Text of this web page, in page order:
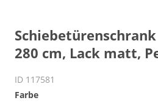
280 cm, Lack matt,
ID 117581
Farbe